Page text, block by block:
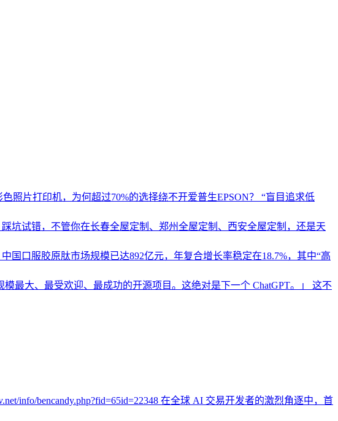
色照片打印机，为何超过70%的选择绕不开爱普生EPSON？ “盲目追求低
坑试错，不管你在长春全屋定制、郑州全屋定制、西安全屋定制，还是天
国口服胶原肽市场规模已达892亿元，年复合增长率稳定在18.7%，其中“高
最大、最受欢迎、最成功的开源项目。这绝对是下一个 ChatGPT。」 这不
info/bencandy.php?fid=65id=22348 在全球 AI 交易开发者的激烈角逐中，首